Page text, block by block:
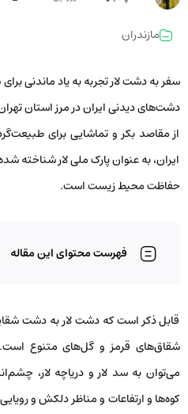
مازندران
سفر به دشت لار تجربه به یاد ماندنی
دشت‌های دیدنی ایران در مرز استان
از مقاصد بکر و تماشایی برای
ایران، به عنوان پارک ملی لار شناخته
حفاظت محیط زیست است.
فهرست محتوای این مقاله
قابل ذکر است که دشت لار به دشت
شقاق‌های قرمز و گل‌های متنوع
می‌توان به سد لار و دریاچه لار،
کوه‌ها و ارتفاعات و مناظر دلکش و